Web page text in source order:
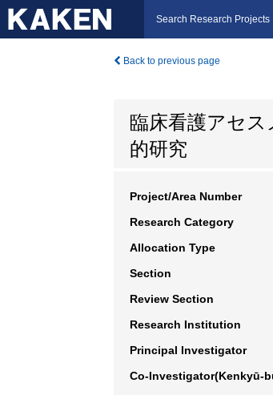
Search Research Projects
Back to previous page
臨床看護アセ
的研究
Project/Area Number
Research Category
Allocation Type
Section
Review Section
Research Institution
Principal Investigator
Co-Investigator(Kenkyū-